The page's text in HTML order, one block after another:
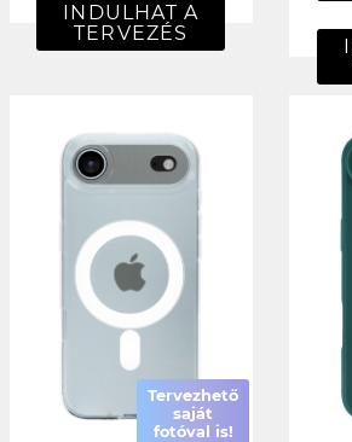
INDULHAT A
TERVEZÉS
Tervezhető
saját
fotóval is!